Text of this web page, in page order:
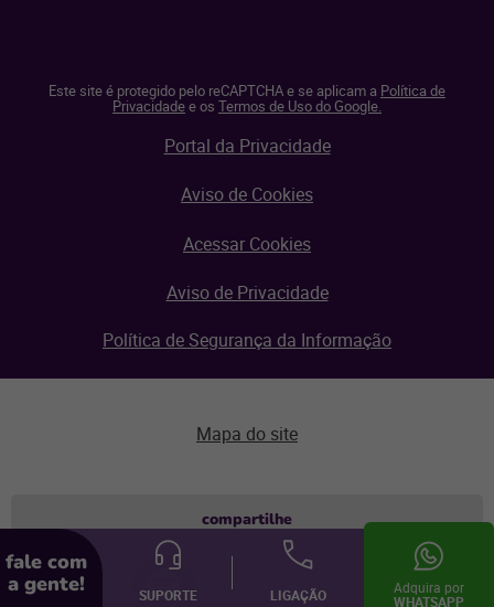
compartilhe
fale com
a gente!
SUPORTE LIGAÇÃO
Adquira por
WHATSAPP
Este site é protegido pelo reCAPTCHA e se aplicam a Política de
Privacidadee os Termos de Uso do Google.
Portal da Privacidade
Aviso de Cookies
Acessar Cookies
Aviso de Privacidade
Política de Segurança da Informação
© Linx 2026.
Todos os direitos reservados.
Mapa do site